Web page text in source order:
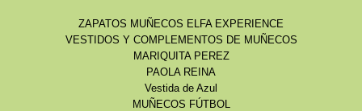
ZAPATOS MUÑECOS ELFA EXPERIENCE
VESTIDOS Y COMPLEMENTOS DE MUÑECOS
MARIQUITA PEREZ
PAOLA REINA
Vestida de Azul
MUÑECOS FÚTBOL